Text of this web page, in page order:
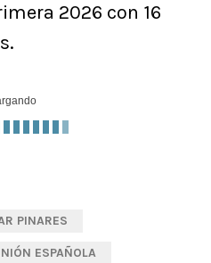
2026 con 16
PINARES
ESPAÑOLA